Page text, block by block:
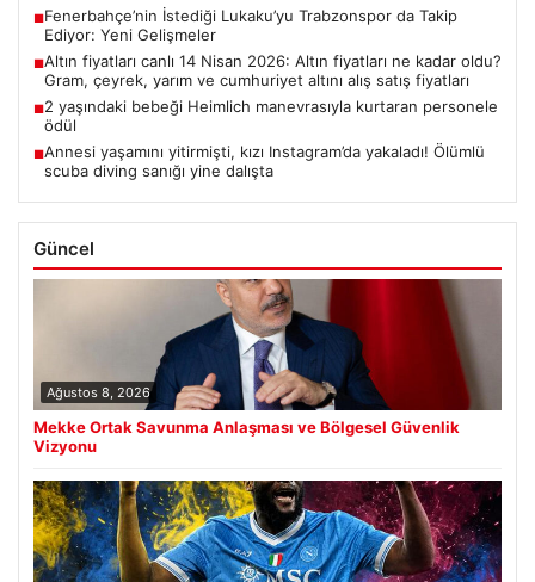
■Fenerbahçe’nin İstediği Lukaku’yu Trabzonspor da Takip
Ediyor: Yeni Gelişmeler
■Altın fiyatları canlı 14 Nisan 2026: Altın fiyatları ne kadar oldu?
Gram, çeyrek, yarım ve cumhuriyet altını alış satış fiyatları
■2 yaşındaki bebeği Heimlich manevrasıyla kurtaran personele
ödül
■Annesi yaşamını yitirmişti, kızı Instagram’da yakaladı! Ölümlü
scuba diving sanığı yine dalışta
Güncel
Ağustos 8, 2026
Mekke Ortak Savunma Anlaşması ve Bölgesel Güvenlik
Vizyonu